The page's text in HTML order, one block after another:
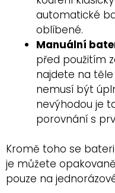
automatické
oblíbené.
Manuální
před použitím
najdete na těle
nemusí být
nevýhodou je
porovnání s
Kromě toho se
je můžete
pouze na